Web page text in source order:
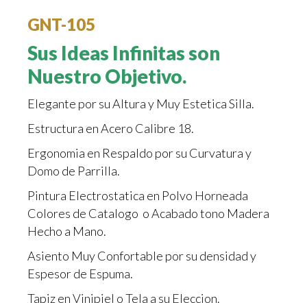
GNT-105
Sus Ideas Infinitas son
Nuestro Objetivo.
Elegante por su Altura y Muy Estetica Silla.
Estructura en Acero Calibre 18.
Ergonomia en Respaldo por su Curvatura y
Domo de Parrilla.
Pintura Electrostatica en Polvo Horneada
Colores de Catalogo o Acabado tono Madera
Hecho a Mano.
Asiento Muy Confortable por su densidad y
Espesor de Espuma.
Tapiz en Vinipiel o Tela a su Eleccion.